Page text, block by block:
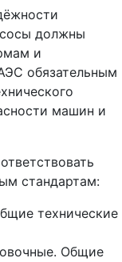
должны
и
обязательным
машин и
стандартам:
технические
Общие